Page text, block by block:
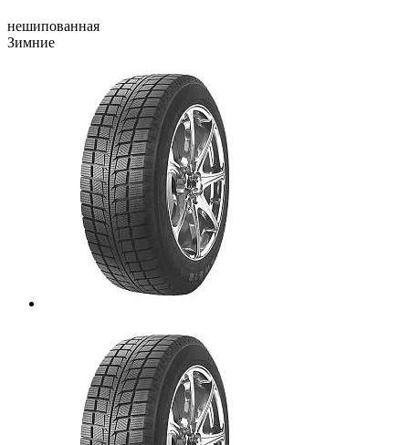
нешипованная
Зимние